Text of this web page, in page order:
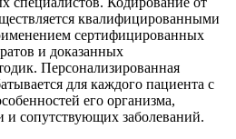
квалифицированными
сертифицированных
и доказанных
Персонализированная
для каждого пациента с
его организма,
и сопутствующих заболеваний.